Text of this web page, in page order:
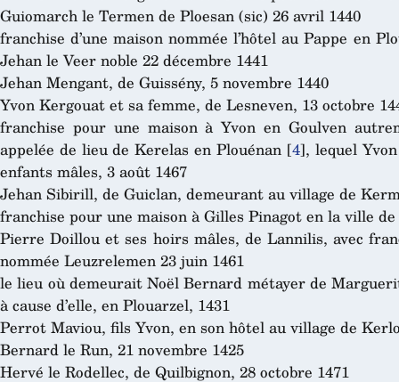
Guiomarch le Termen de Ploesan (sic) 26 avril 1440
franchise d’une maison nommée l’hôtel au Pappe en
Jehan le Veer noble 22 décembre 1441
Jehan Mengant, de Guissény, 5 novembre 1440
Yvon Kergouat et sa femme, de Lesneven, 13 octobre
franchise pour une maison à Yvon en Goulven
appelée de lieu de Kerelas en Plouénan[4], lequel
enfants mâles, 3 août 1467
Jehan Sibirill, de Guiclan, demeurant au village de
franchise pour une maison à Gilles Pinagot en la ville
Pierre Doillou et ses hoirs mâles, de Lannilis, avec
nommée Leuzrelemen 23 juin 1461
le lieu où demeurait Noël Bernard métayer de
à cause d’elle, en Plouarzel, 1431
Perrot Maviou, fils Yvon, en son hôtel au village de
Bernard le Run, 21 novembre 1425
Hervé le Rodellec, de Quilbignon, 28 octobre 1471